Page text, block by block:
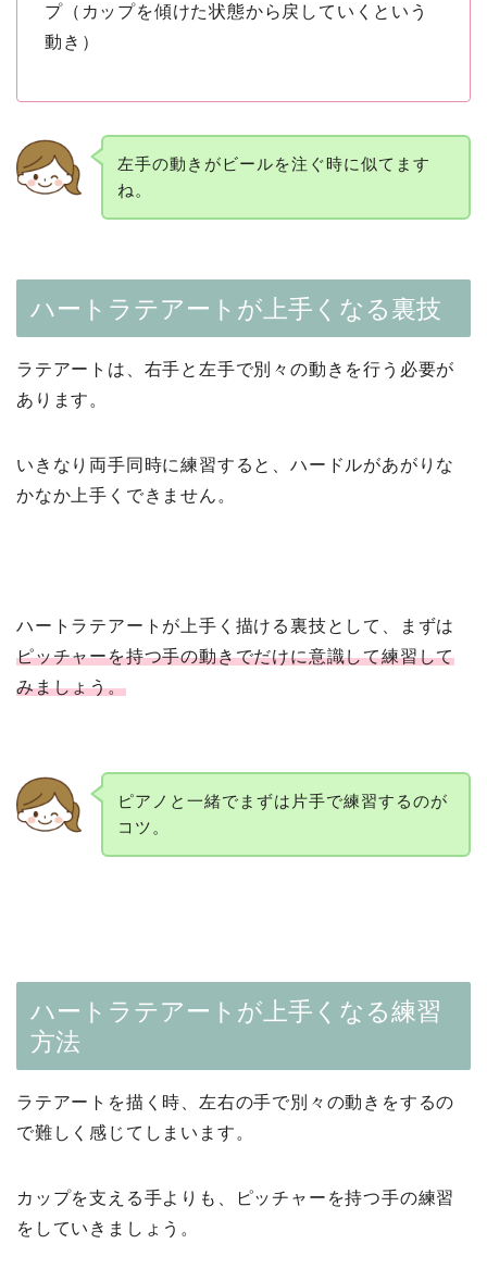
プ（カップを傾けた状態から戻していくという
動き）
左手の動きがビールを注ぐ時に似てます
ね。
ハートラテアートが上手くなる裏技
ラテアートは、右手と左手で別々の動きを行う必要が
あります。
いきなり両手同時に練習すると、ハードルがあがりな
かなか上手くできません 。
ハートラテアートが上手く描ける裏技として、まずは
ピッチャーを持つ手の動きでだけに意識して練習して
みましょう。
ピアノと一緒でまずは片手で練習するのが
コツ。
ハートラテアートが上手くなる練習
方法
ラテアートを描く時、左右の手で別々の動きをするの
で難しく感じてしまいます。
カップを支える手よりも、ピッチャーを持つ手の練習
をしていきましょう。